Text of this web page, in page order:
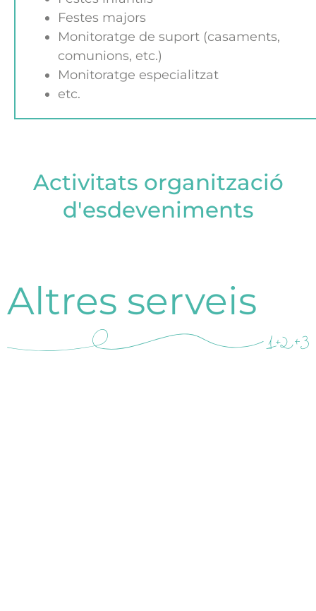
Festes majors
Monitoratge de suport (casaments,
comunions, etc.)
Monitoratge especialitzat
etc.
Activitats organització
d'esdeveniments
Altres serveis